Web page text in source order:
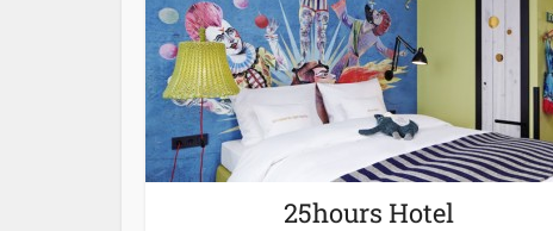
25hours Hotel